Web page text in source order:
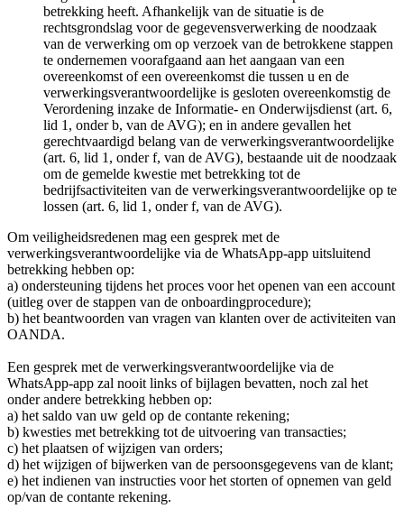
betrekking heeft. Afhankelijk van de situatie is de
rechtsgrondslag voor de gegevensverwerking de noodzaak
van de verwerking om op verzoek van de betrokkene stappen
te ondernemen voorafgaand aan het aangaan van een
overeenkomst of een overeenkomst die tussen u en de
verwerkingsverantwoordelijke is gesloten overeenkomstig de
Verordening inzake de Informatie- en Onderwijsdienst (art. 6,
lid 1, onder b, van de AVG); en in andere gevallen het
gerechtvaardigd belang van de verwerkingsverantwoordelijke
(art. 6, lid 1, onder f, van de AVG), bestaande uit de noodzaak
om de gemelde kwestie met betrekking tot de
bedrijfsactiviteiten van de verwerkingsverantwoordelijke op te
lossen (art. 6, lid 1, onder f, van de AVG).
Om veiligheidsredenen mag een gesprek met de
verwerkingsverantwoordelijke via de WhatsApp-app uitsluitend
betrekking hebben op:
a) ondersteuning tijdens het proces voor het openen van een account
(uitleg over de stappen van de onboardingprocedure);
b) het beantwoorden van vragen van klanten over de activiteiten van
OANDA.
Een gesprek met de verwerkingsverantwoordelijke via de
WhatsApp-app zal nooit links of bijlagen bevatten, noch zal het
onder andere betrekking hebben op:
a) het saldo van uw geld op de contante rekening;
b) kwesties met betrekking tot de uitvoering van transacties;
c) het plaatsen of wijzigen van orders;
d) het wijzigen of bijwerken van de persoonsgegevens van de klant;
e) het indienen van instructies voor het storten of opnemen van geld
op/van de contante rekening.